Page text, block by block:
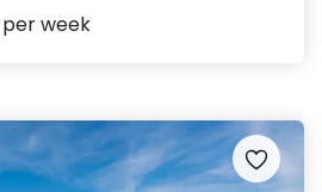
per week